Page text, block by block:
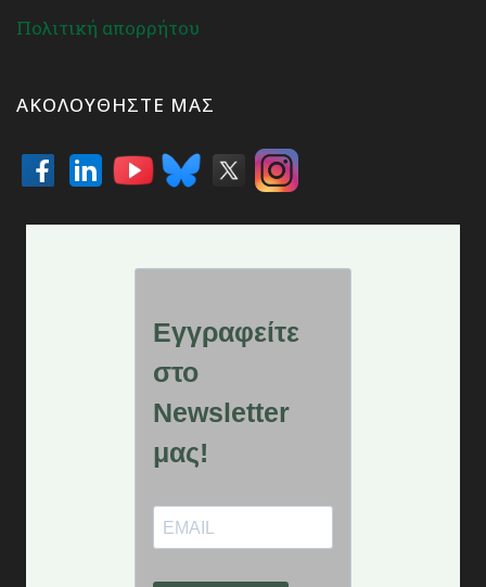
Πολιτική απορρήτου
ΑΚΟΛΟΥΘΉΣΤΕ ΜΑΣ